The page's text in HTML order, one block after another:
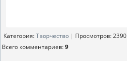
Категория:Творчество | Просмотров:
Всего комментариев:9